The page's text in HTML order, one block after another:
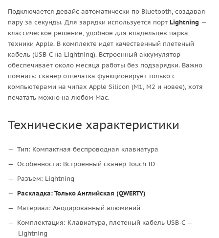
Подключается девайс автоматически по Bluetooth, создавая
пару за секунды. Для зарядки используется порт Lightning —
классическое решение, удобное для владельцев парка
техники Apple. В комплекте идет качественный плетеный
кабель (USB-C на Lightning). Встроенный аккумулятор
обеспечивает около месяца работы без подзарядки. Важно
помнить: сканер отпечатка функционирует только с
компьютерами на чипах Apple Silicon (M1, M2 и новее), хотя
печатать можно на любом Mac.
Технические характеристики
Тип: Компактная беспроводная клавиатура
Особенности: Встроенный сканер Touch ID
Разъем: Lightning
Раскладка: Только Английская (QWERTY)
Материал: Анодированный алюминий
Комплектация: Клавиатура, плетеный кабель USB-C —
Lightning